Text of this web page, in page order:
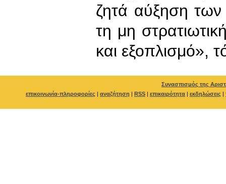
ζητά αύξηση
τη μη
και εξοπλισμό»,
Συνασπισμός της
επικοινωνία-πληροφορίες | αναζήτηση | RSS | επικαιρότητα | εκδηλώσεις |